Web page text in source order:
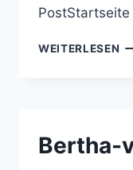
WEITERLESEN
Bertha-